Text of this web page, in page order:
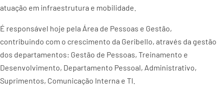
atuação em infraestrutura e mobilidade.
É responsável hoje pela Área de Pessoas e Gestão,
contribuindo com o crescimento da Geribello, através da gestão
dos departamentos: Gestão de Pessoas, Treinamento e
Desenvolvimento, Departamento Pessoal, Administrativo,
Suprimentos, Comunicação Interna e TI.